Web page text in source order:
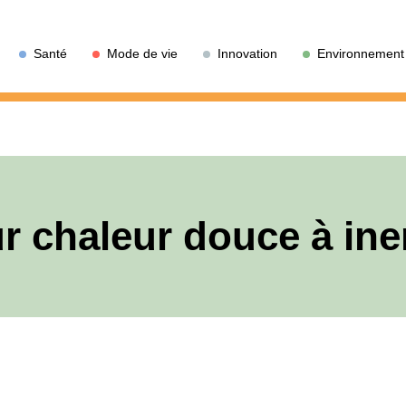
Santé Mode de vie Innovation Environnement
chaleur douce à